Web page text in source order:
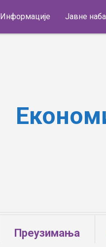
Информације Јавне
Преузимања